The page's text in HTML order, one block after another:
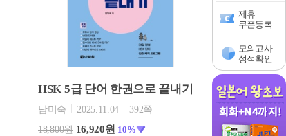
제휴
쿠폰등록
모의고사
성적확인
HSK 5급 단어 한권으로 끝내기
남미숙 2025.11.04
392쪽
18,800원 16,920원 10%